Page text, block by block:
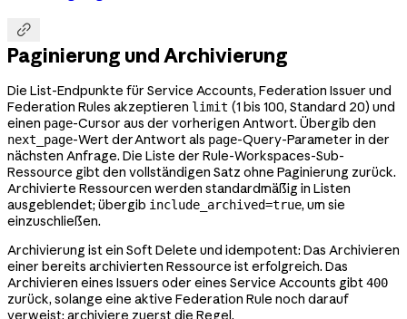

Paginierung und Archivierung
Die List-Endpunkte für Service Accounts, Federation Issuer und
Federation Rules akzeptieren limit (1 bis 100, Standard 20) und
einen page-Cursor aus der vorherigen Antwort. Übergib den
next_page-Wert der Antwort als page-Query-Parameter in der
nächsten Anfrage. Die Liste der Rule-Workspaces-Sub-
Ressource gibt den vollständigen Satz ohne Paginierung zurück.
Archivierte Ressourcen werden standardmäßig in Listen
ausgeblendet; übergib include_archived=true, um sie
einzuschließen.
Archivierung ist ein Soft Delete und idempotent: Das Archivieren
einer bereits archivierten Ressource ist erfolgreich. Das
Archivieren eines Issuers oder eines Service Accounts gibt400
zurück, solange eine aktive Federation Rule noch darauf
verweist; archiviere zuerst die Regel.